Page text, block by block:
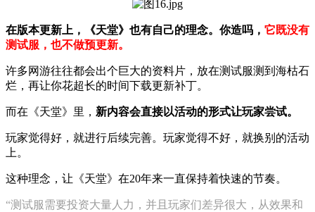
在版本更新上，《天堂》也有自己的理念。你造吗， 它既没有
测试服，也不做预更新。
许多网游往往都会出个巨大的资料片，放在测试服测到海枯石
烂，再让你花超长的时间下载更新补丁。
而在《天堂》里， 新内容会直接以活动的形式让玩家尝试。
玩家觉得好，就进行后续完善。玩家觉得不好，就换别的活动
上。
这种理念，让《天堂》在20年来一直保持着快速的节奏。
“测试服需要投资大量人力，并且玩家们差异很大，从效果和